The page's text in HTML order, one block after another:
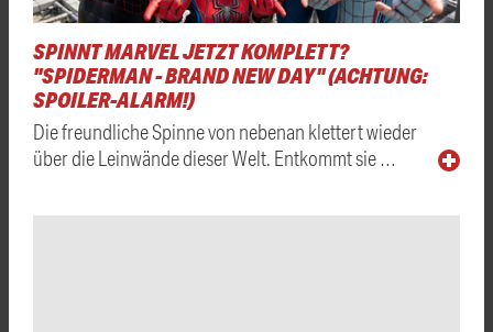
SPINNT MARVEL JETZT KOMPLETT?
"SPIDERMAN - BRAND NEW DAY" (ACHTUNG:
SPOILER-ALARM!)
Die freundliche Spinne von nebenan klettert wieder
über die Leinwände dieser Welt. Entkommt sie …